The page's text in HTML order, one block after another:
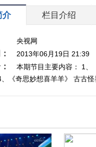
介 栏目介绍
央视网
2013年06月19日 21:39
本期节目主要内容： 1、
《奇思妙想喜羊羊》 古古